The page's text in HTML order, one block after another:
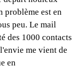
problème est en
peu. Le mail
des 1000 contacts
me vient de
en